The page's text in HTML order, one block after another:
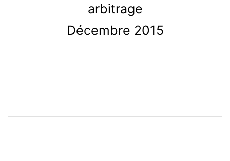
arbitrage
Décembre 2015